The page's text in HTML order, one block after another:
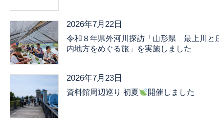
2026年7月22日
令和８年県外河川探訪「山形県 最上川と
内地方をめぐる旅」を実施しました
2026年7月23日
資料館周辺巡り 初夏 開催しました